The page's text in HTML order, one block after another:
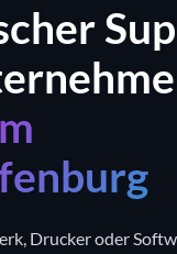
Drucker oder